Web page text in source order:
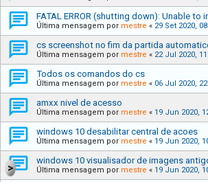
FATAL ERROR (shutting down): Unable to
Última mensagem por mestre « 29 Set 2020,
cs screenshot no fim da partida
Última mensagem por mestre « 22 Jul 2020,
Todos os comandos do cs
Última mensagem por mestre « 06 Jul 2020,
amxx nivel de acesso
Última mensagem por mestre « 19 Jun 2020,
windows 10 desabilitar central de acoes
Última mensagem por mestre « 19 Jun 2020,
windows 10 visualisador de imagens
Última mensagem por mestre « 19 Jun 2020,